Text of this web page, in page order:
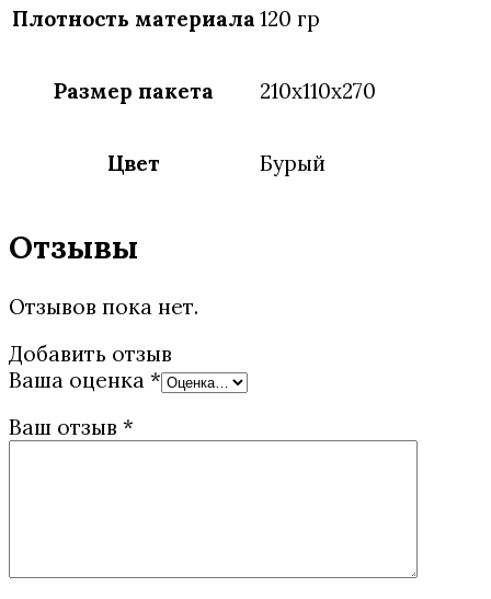
Плотность материала 120 гр
Размер пакета 210х110х270
Цвет Бурый
Отзывы
Отзывов пока нет.
Добавить отзыв
Ваша оценка *
Ваш отзыв *